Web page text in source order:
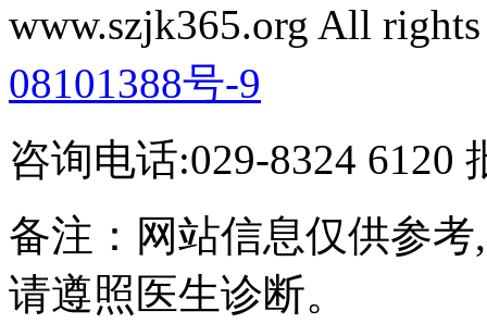
www.szjk365.org All
08101388号-9
咨询电话:029-8324 6120
备注：网站信息仅供参
请遵照医生诊断。